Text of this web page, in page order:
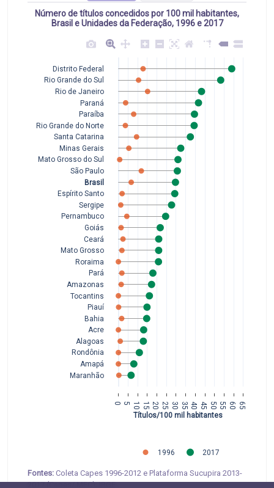
Número de títulos concedidos por 100 mil habitantes,
Brasil e Unidades da Federação, 1996 e 2017
0 5 10 15 20 25 30 35 40 45 50 55 60 65
Maranhão
Amapá
Rondônia
Alagoas
Acre
Bahia
Piauí
Tocantins
Amazonas
Pará
Roraima
Mato Grosso
Ceará
Goiás
Pernambuco
Sergipe
Espírito Santo
Brasil
São Paulo
Mato Grosso do Sul
Minas Gerais
Santa Catarina
Rio Grande do Norte
Paraíba
Paraná
Rio de Janeiro
Rio Grande do Sul
Distrito Federal
1996 2017
Títulos/100 mil habitantes
Fontes: Coleta Capes 1996-2012 e Plataforma Sucupira 2013-
2017 (Capes/ MEC); IBGE